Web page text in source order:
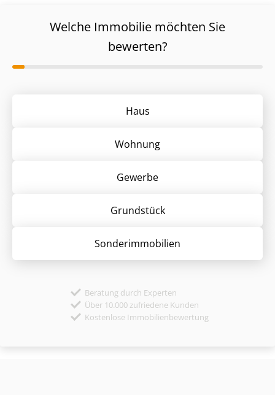
Welche Immobilie möchten Sie
bewerten?
Haus
Wohnung
Gewerbe
Grund­stück
Sonder­immobilien
Beratung durch Experten
Über 10.000 zufriedene Kunden
Kostenlose Immobilienbewertung